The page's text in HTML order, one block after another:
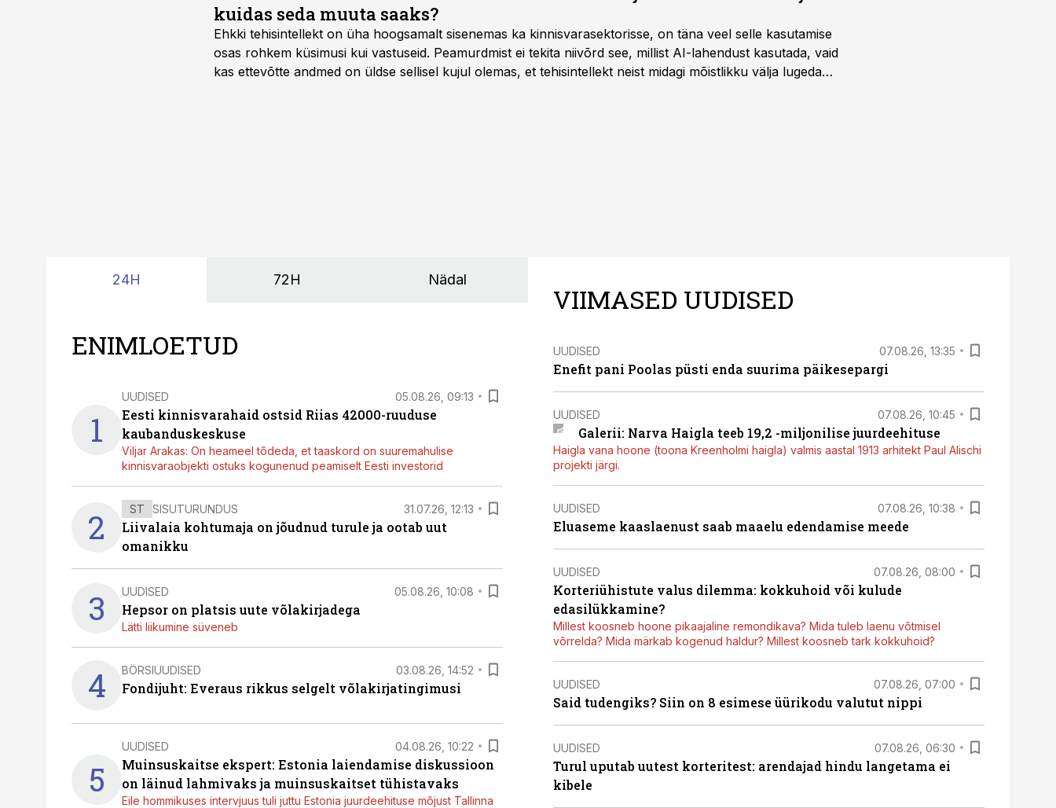
kuidas seda muuta saaks?
Ehkki tehisintellekt on üha hoogsamalt sisenemas ka kinnisvarasektorisse, on täna veel selle kasutamise
osas rohkem küsimusi kui vastuseid. Peamurdmist ei tekita niivõrd see, millist AI-lahendust kasutada, vaid
kas ettevõtte andmed on üldse sellisel kujul olemas, et tehisintellekt neist midagi mõistlikku välja lugeda
24H 72H Nädal
ENIMLOETUD
1
UUDISED 05.08.26, 09:13
Eesti kinnisvarahaid ostsid Riias 42000-ruuduse
kaubanduskeskuse
Viljar Arakas: On heameel tõdeda, et taaskord on suuremahulise
kinnisvaraobjekti ostuks kogunenud peamiselt Eesti investorid
2 ST SISUTURUNDUS 31.07.26, 12:13
Liivalaia kohtumaja on jõudnud turule ja ootab uut
omanikku
3 UUDISED 05.08.26, 10:08
Hepsor on platsis uute võlakirjadega
Lätti liikumine süveneb
4 BÖRSIUUDISED 03.08.26, 14:52
Fondijuht: Everaus rikkus selgelt võlakirjatingimusi
5
UUDISED 04.08.26, 10:22
Muinsuskaitse ekspert: Estonia laiendamise diskussioon
on läinud lahmivaks ja muinsuskaitset tühistavaks
Eile hommikuses intervjuus tuli juttu Estonia juurdeehituse mõjust Tallinna
VIIMASED UUDISED
UUDISED 07.08.26, 13:35
Enefit pani Poolas püsti enda suurima päikesepargi
UUDISED 07.08.26, 10:45
Galerii: Narva Haigla teeb 19,2 -miljonilise juurdeehituse
Haigla vana hoone (toona Kreenholmi haigla) valmis aastal 1913 arhitekt Paul Alischi
projekti järgi.
UUDISED 07.08.26, 10:38
Eluaseme kaaslaenust saab maaelu edendamise meede
UUDISED 07.08.26, 08:00
Korteriühistute valus dilemma: kokkuhoid või kulude
edasilükkamine?
Millest koosneb hoone pikaajaline remondikava? Mida tuleb laenu võtmisel
võrrelda? Mida märkab kogenud haldur? Millest koosneb tark kokkuhoid?
UUDISED 07.08.26, 07:00
Said tudengiks? Siin on 8 esimese üürikodu valutut nippi
UUDISED 07.08.26, 06:30
Turul uputab uutest korteritest: arendajad hindu langetama ei
kibele